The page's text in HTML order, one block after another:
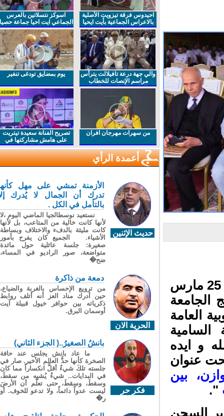
بالسجن المحلي بالرشيدية انطلقت اليوم الاربعاء 25 مارس
العامة
و ايده
عنوان
بين
السجن
احيدوس فرقة تيزويت الأصلية
بالاعراس الجماعية بأيت ايحيا
اسوكز نتسلاتين بالعرس
الجماعي ايت احيا جماعة حصيا
والي جهة درعة تافيلالت يترأس
مراسم الإنصات للخطاب
الملكي السامي بمناسبة
يوم بمضايق تودغى تنغير
من سهرات مهرجان افران
تصريح الفنانة سعيدة تيتريت
على هامش مشاركتها في
مهرجان افران
أعمدة الرأي
حديث الإثنين
الأزمنة تمشي على مهل كأنها
تدرك أن الجمال لا يُدرك إلا
بالتأمل في الكل .
نستعيد نوسطالجيا الماضي اليوم ،لا
لأنها كانت خالية من المتاعب، بل لأنها
كانت مليئة بالدفء والاختلاف وبساطة
الأشياء. الجميع كان يفرح بأمور
صغيرة: جلسة عائلية حول مائدة
متواضعة، صور الراديو في المساء،
ضح�
الحرية الان
دمعة من ذاكرة
من ترويع الإحساس بالغربة والضياع،
حين أدرك مناد العز أنه أتلف روابط
ذكرياته بين حوافر خيول قبيلة آيت
أوسمان البرق.
فكر حر
بانشُ الصغيرُ..( الجزء الثاني)
ما عاد بانش يجلس عند حافة
الصخرة كأنها حدُّ العالم الأخير. صار في
جلسته تلكَ شيءٌ أقلُّ انكساراً مما كان
في البدايات.. شيءٌ يُشبِه من سقطَ،
وسقطَ، وسقطَ، حتى تعلّم أن الأرضَ
ليست عدواً دائماً، ولا تدعو للخوف. أو
ر�